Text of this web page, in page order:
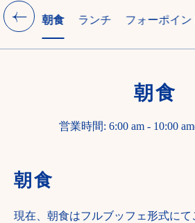
朝食 ランチ フォーポイン
朝食
営業時間: 6:00 am - 10:00
朝食
現在、朝食はフルブッフェ形式に